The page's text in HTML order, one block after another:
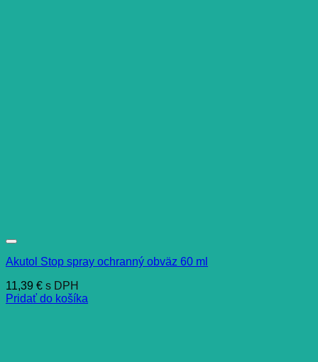
Akutol Stop spray ochranný obväz 60 ml
11,39 € s DPH
Pridať do košíka